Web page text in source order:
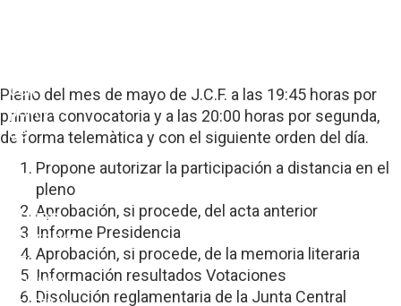
con
políticas
de
ajenas
GRUPO
EDITORIAL
DE
PRENSA
Pleno del mes de mayo de J.C.F. a las 19:45 horas por
primera convocatoria y a las 20:00 horas por segunda,
de forma telemàtica y con el siguiente orden del día.
Propone autorizar la participación a distancia en el
pleno
Aprobación, si procede, del acta anterior
Informe Presidencia
Aprobación, si procede, de la memoria literaria
Información resultados Votaciones
Disolución reglamentaria de la Junta Central